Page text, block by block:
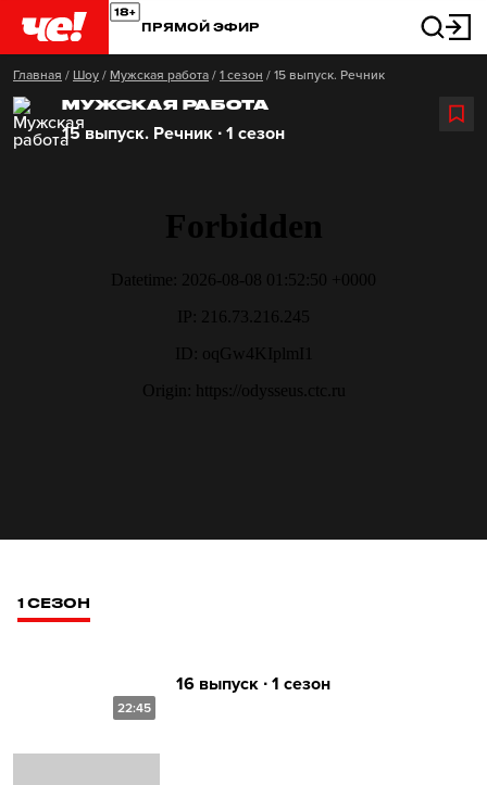
ПРЯМОЙ ЭФИР
Главная / Шоу / Мужская работа / 1 сезон / 15 выпуск. Речник
МУЖСКАЯ РАБОТА
15 выпуск. Речник ∙ 1 сезон
1 СЕЗОН
22:45
16 выпуск ∙ 1 сезон